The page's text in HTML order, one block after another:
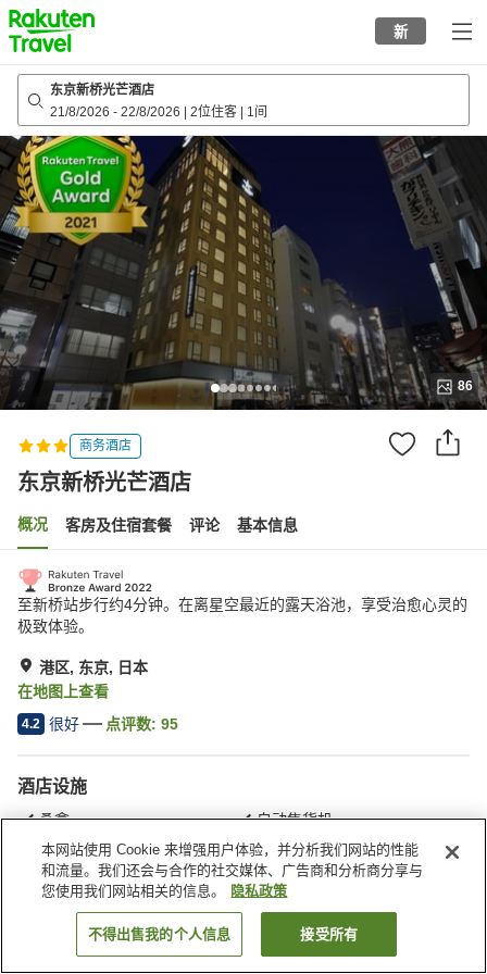
to
top
page
新
东京新桥光芒酒店
21/8/2026 - 22/8/2026 2位住客 1间
86
商务酒店
东京新桥光芒酒店
概况 客房及住宿套餐 评论 基本信息
至新桥站步行约4分钟。在离星空最近的露天浴池，享受治愈心灵的
极致体验。
港区, 东京, 日本
在地图上查看
4.2 很好 点评数: 95
酒店设施
桑拿
自动售货机
露天浴池
付费洗衣房
首页 日本 东京 港区 东京新桥光芒酒店
搜索客房
本网站使用 Cookie 来增强用户体验，并分析我们网站的性能
和流量。我们还会与合作的社交媒体、广告商和分析商分享与
您使用我们网站相关的信息。
隐私政策
不得出售我的个人信息 接受所有